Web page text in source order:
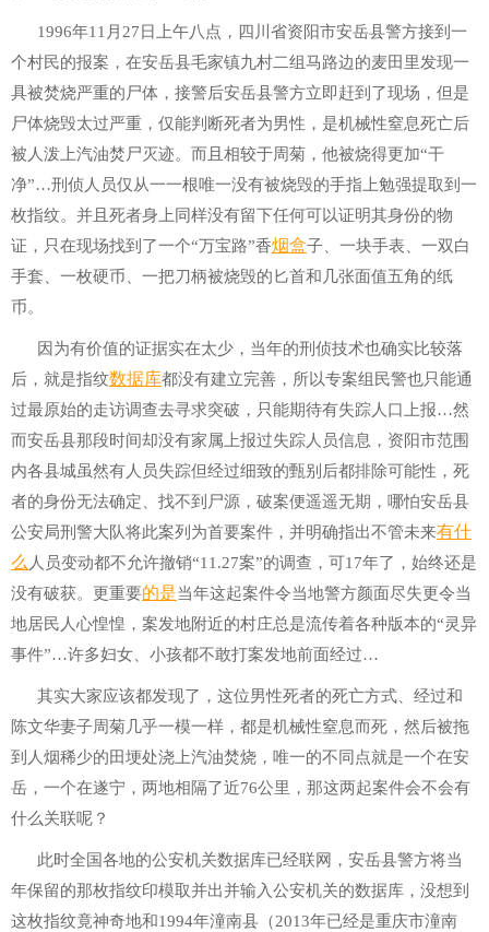
1996年11月27日上午八点，四川省资阳市安岳县警方接到一
个村民的报案，在安岳县毛家镇九村二组马路边的麦田里发现一
具被焚烧严重的尸体，接警后安岳县警方立即赶到了现场，但是
尸体烧毁太过严重，仅能判断死者为男性，是机械性窒息死亡后
被人泼上汽油焚尸灭迹。而且相较于周菊，他被烧得更加“干
净”…刑侦人员仅从一一根唯一没有被烧毁的手指上勉强提取到一
枚指纹。并且死者身上同样没有留下任何可以证明其身份的物
证，只在现场找到了一个“万宝路”香烟盒子、一块手表、一双白
手套、一枚硬币、一把刀柄被烧毁的匕首和几张面值五角的纸
币。
因为有价值的证据实在太少，当年的刑侦技术也确实比较落
后，就是指纹数据库都没有建立完善，所以专案组民警也只能通
过最原始的走访调查去寻求突破，只能期待有失踪人口上报…然
而安岳县那段时间却没有家属上报过失踪人员信息，资阳市范围
内各县城虽然有人员失踪但经过细致的甄别后都排除可能性，死
者的身份无法确定、找不到尸源，破案便遥遥无期，哪怕安岳县
公安局刑警大队将此案列为首要案件，并明确指出不管未来有什
么 人员变动都不允许撤销“11.27案”的调查，可17年了，始终还是
没有破获。更重要的是当年这起案件令当地警方颜面尽失更令当
地居民人心惶惶，案发地附近的村庄总是流传着各种版本的“灵异
事件”…许多妇女、小孩都不敢打案发地前面经过…
其实大家应该都发现了，这位男性死者的死亡方式、经过和
陈文华妻子周菊几乎一模一样，都是机械性窒息而死，然后被拖
到人烟稀少的田埂处浇上汽油焚烧，唯一的不同点就是一个在安
岳，一个在遂宁，两地相隔了近76公里，那这两起案件会不会有
什么关联呢？
此时全国各地的公安机关数据库已经联网，安岳县警方将当
年保留的那枚指纹印模取并出并输入公安机关的数据库，没想到
这枚指纹竟神奇地和1994年潼南县（2013年已经是重庆市潼南